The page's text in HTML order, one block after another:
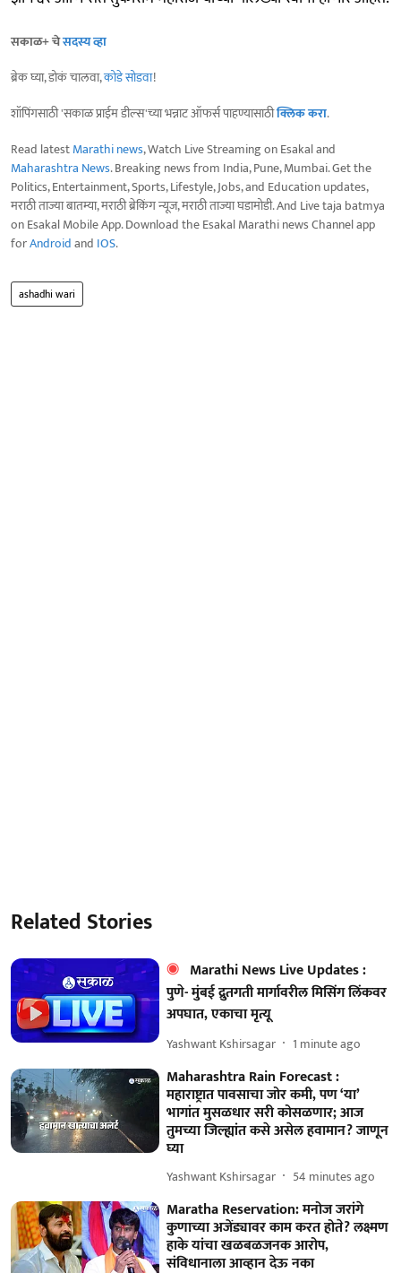
सकाळ+ चेसदस्य व्हा
ब्रेक घ्या, डोकं चालवा,कोडे सोडवा!
शॉपिंगसाठी 'सकाळ प्राईम डील्स'च्या भन्नाट ऑफर्स पाहण्यासाठीक्लिक करा.
Read latestMarathi news, Watch Live Streaming on Esakal and
Maharashtra News. Breaking news from India, Pune, Mumbai. Get the
Politics, Entertainment, Sports, Lifestyle, Jobs, and Education updates,
मराठी ताज्या बातम्या, मराठी ब्रेकिंग न्यूज, मराठी ताज्या घडामोडी. And Live taja batmya
on Esakal Mobile App. Download the Esakal Marathi news Channel app
forAndroidand IOS.
ashadhi wari
Related Stories
Marathi News Live Updates :
पुणे- मुंबई द्रुतगती मार्गावरील मिसिंग लिंकवर
अपघात, एकाचा मृत्यू
Yashwant Kshirsagar 1 minute ago
Maharashtra Rain Forecast :
महाराष्ट्रात पावसाचा जोर कमी, पण ‘या’
भागांत मुसळधार सरी कोसळणार; आज
तुमच्या जिल्ह्यांत कसे असेल हवामान? जाणून
घ्या
Yashwant Kshirsagar 54 minutes ago
Maratha Reservation: मनोज जरांगे
कुणाच्या अजेंड्यावर काम करत होते? लक्ष्मण
हाके यांचा खळबळजनक आरोप,
संविधानाला आव्हान देऊ नका